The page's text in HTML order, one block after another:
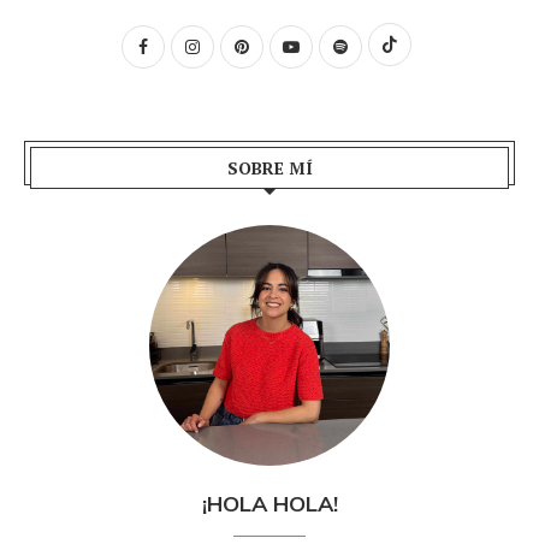
SOBRE MÍ
¡HOLA HOLA!